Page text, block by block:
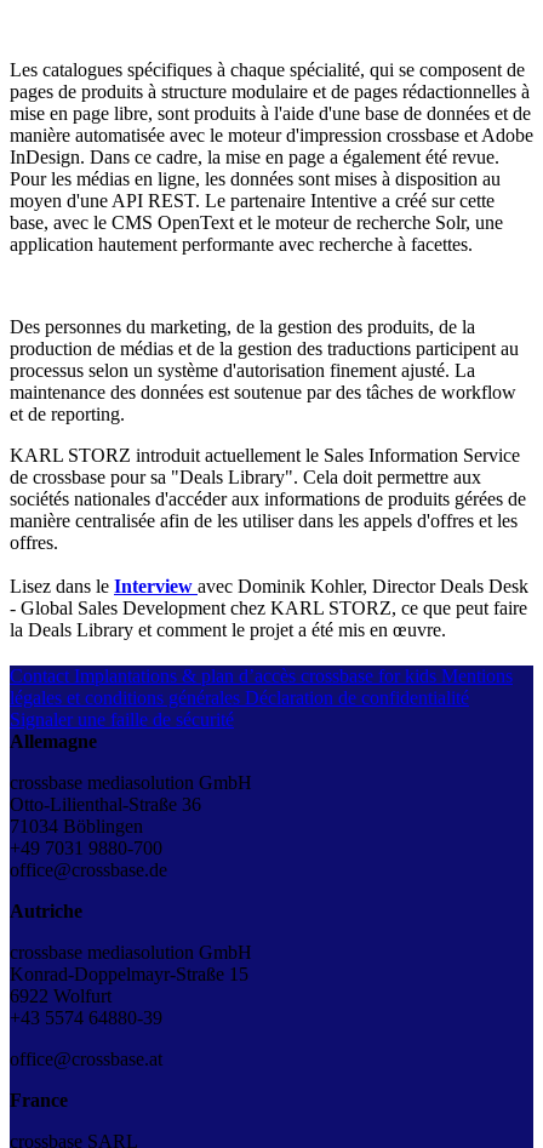
Les catalogues spécifiques à chaque spécialité, qui se composent de
pages de produits à structure modulaire et de pages rédactionnelles à
mise en page libre, sont produits à l'aide d'une base de données et de
manière automatisée avec le moteur d'impression crossbase et Adobe
InDesign. Dans ce cadre, la mise en page a également été revue.
Pour les médias en ligne, les données sont mises à disposition au
moyen d'une API REST. Le partenaire Intentive a créé sur cette
base, avec le CMS OpenText et le moteur de recherche Solr, une
application hautement performante avec recherche à facettes.
Des personnes du marketing, de la gestion des produits, de la
production de médias et de la gestion des traductions participent au
processus selon un système d'autorisation finement ajusté. La
maintenance des données est soutenue par des tâches de workflow
et de reporting.
KARL STORZ introduit actuellement le Sales Information Service
de crossbase pour sa "Deals Library". Cela doit permettre aux
sociétés nationales d'accéder aux informations de produits gérées de
manière centralisée afin de les utiliser dans les appels d'offres et les
offres.
Lisez dans le Interview avec Dominik Kohler, Director Deals Desk
- Global Sales Development chez KARL STORZ, ce que peut faire
la Deals Library et comment le projet a été mis en œuvre.
Contact Implantations & plan d’accès crossbase for kids Mentions
légales et conditions générales Déclaration de confidentialité
Signaler une faille de sécurité
Allemagne
crossbase mediasolution GmbH
Otto-Lilienthal-Straße 36
71034 Böblingen
+49 7031 9880-700
office@crossbase.de
Autriche
crossbase mediasolution GmbH
Konrad-Doppelmayr-Straße 15
6922 Wolfurt
+43 5574 64880-39
office@crossbase.at
France
crossbase SARL